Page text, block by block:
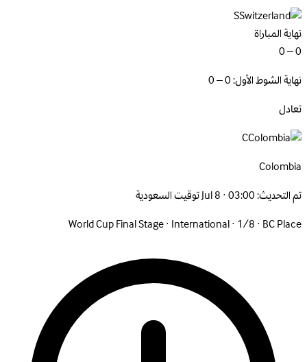
S
نهاية المباراة
0 – 0
نهاية الشوط الأول: 0 – 0
تعادل
C
Colombia
تم التحديث:Jul 8 · 03:00 توقيت السعودية
World Cup Final Stage· International· 1/8· BC Place